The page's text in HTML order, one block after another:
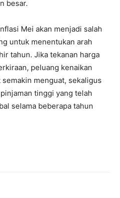
besar.
Mei akan menjadi salah
untuk menentukan arah
tahun. Jika tekanan harga
peluang kenaikan
menguat, sekaligus
tinggi yang telah
selama beberapa tahun